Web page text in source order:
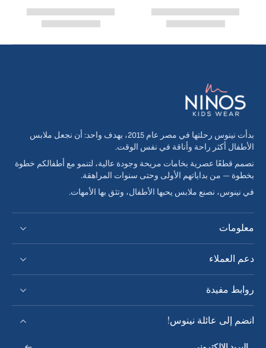
بدأت نينوس رحلتها في مصر عام 2015، بهدف واحد: أن نجعل ملابس
الأطفال أكثر راحة وأناقة في نفس الوقت.
نصمم قطعًا عصرية بخامات مريحة وجودة عالية، لتنمو مع أطفالكم خطوة
بخطوة — من بداياتهم الأولى وحتى سنوات المراهقة.
في نينوس، نصنع ملابس يحبها الأطفال، وتثق بها الأمهات.
معلومات
دعم العملاء
روابط مفيدة
انضم إلى عائلة نينوس!